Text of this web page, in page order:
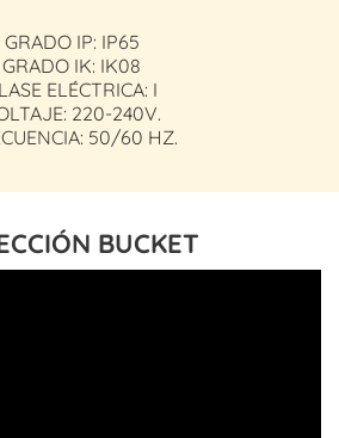
GRADO IP: IP65
GRADO IK: IK08
ELÉCTRICA: I
220-240V.
50/60 HZ.
BUCKET